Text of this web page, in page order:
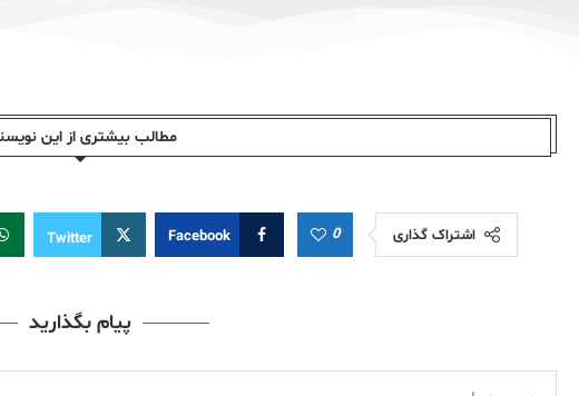
مطالب بیشتری از این
اشتراک گذاری 0
Facebook
Twitter
پیام بگذارید